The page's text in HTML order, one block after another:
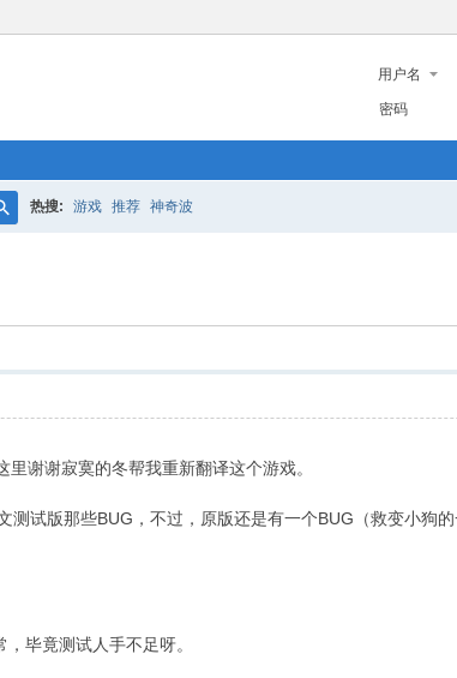
用户名
密码
热搜: 游戏 推荐 神奇波
谢谢寂寞的冬帮我重新翻译这个游戏。
测试版那些BUG，不过，原版还是有一个BUG（救变小狗
毕竟测试人手不足呀。